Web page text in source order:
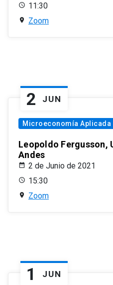
11:30
Zoom
2 JUN
Microeconomía Aplicada
Leopoldo Fergusson,
Andes
2 de Junio de 2021
15:30
Zoom
1 JUN